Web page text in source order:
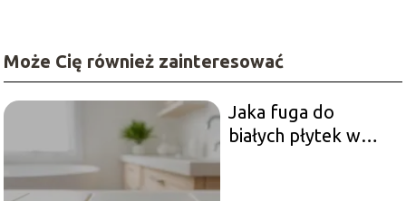
Może Cię również zainteresować
Jaka fuga do
białych płytek w